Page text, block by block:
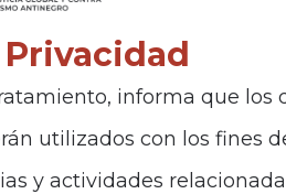
informa que los
utilizados con los fines
y actividades